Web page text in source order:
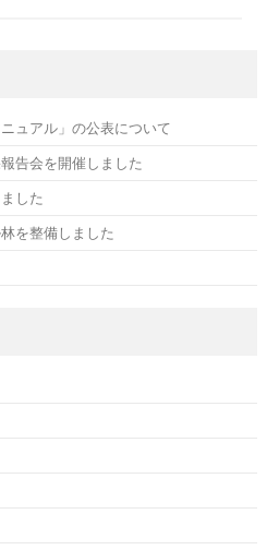
ュアル」の公表について
告会を開催しました
した
を整備しました